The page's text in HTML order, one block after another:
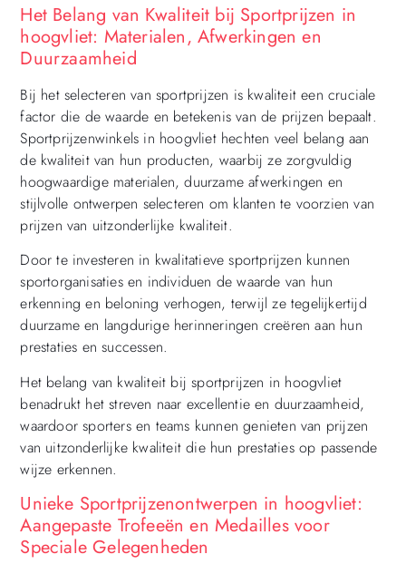
Het Belang van Kwaliteit bij Sportprijzen in
hoogvliet: Materialen, Afwerkingen en
Duurzaamheid
Bij het selecteren van sportprijzen is kwaliteit een cruciale
factor die de waarde en betekenis van de prijzen bepaalt.
Sportprijzenwinkels in hoogvliet hechten veel belang aan
de kwaliteit van hun producten, waarbij ze zorgvuldig
hoogwaardige materialen, duurzame afwerkingen en
stijlvolle ontwerpen selecteren om klanten te voorzien van
prijzen van uitzonderlijke kwaliteit.
Door te investeren in kwalitatieve sportprijzen kunnen
sportorganisaties en individuen de waarde van hun
erkenning en beloning verhogen, terwijl ze tegelijkertijd
duurzame en langdurige herinneringen creëren aan hun
prestaties en successen.
Het belang van kwaliteit bij sportprijzen in hoogvliet
benadrukt het streven naar excellentie en duurzaamheid,
waardoor sporters en teams kunnen genieten van prijzen
van uitzonderlijke kwaliteit die hun prestaties op passende
wijze erkennen.
Unieke Sportprijzenontwerpen in hoogvliet:
Aangepaste Trofeeën en Medailles voor
Speciale Gelegenheden